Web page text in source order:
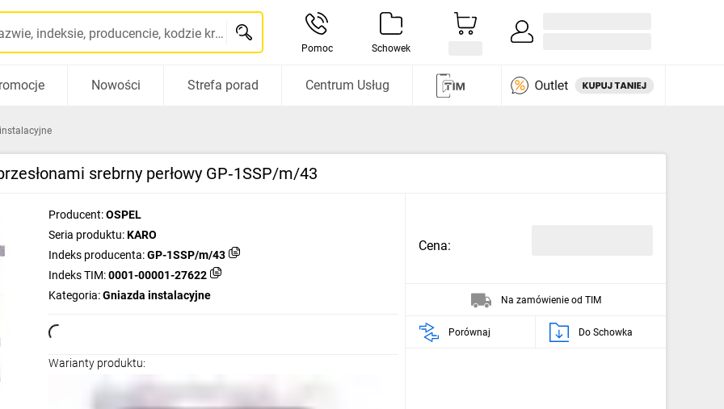
Szukaj po nazwie, indeksie, producencie, kodzie kreskowym...
Pomoc Schowek
Nowości Strefa porad Centrum Usług
srebrny perłowy GP‑1SSP/m/43
Producent:OSPEL
Seria produktu:KARO
Indeks producenta:GP-1SSP/m/43
Indeks TIM:0001-00001-27622
Kategoria:Gniazda instalacyjne
Warianty produktu:
Cena:
Na zamówienie od TIM
Porównaj Do Schowka